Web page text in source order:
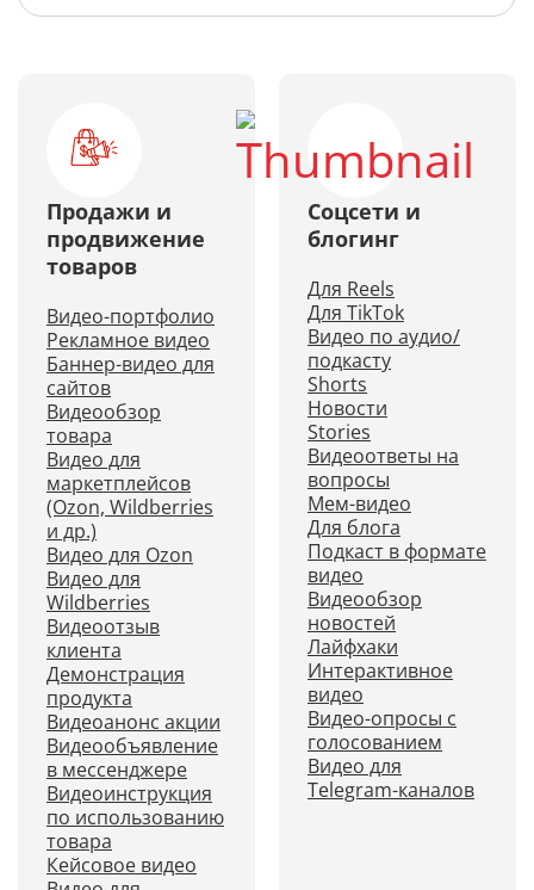
Продажи и
продвижение
товаров
Видео-портфолио
Рекламное видео
Баннер-видео для
сайтов
Видеообзор
товара
Видео для
маркетплейсов
(Ozon, Wildberries
и др.)
Видео для Ozon
Видео для
Wildberries
Видеоотзыв
клиента
Демонстрация
продукта
Видеоанонс акции
Видеообъявление
в мессенджере
Видеоинструкция
по использованию
товара
Кейсовое видео
Соцсети и
блогинг
Для Reels
Для TikTok
Видео по аудио/
подкасту
Shorts
Новости
Stories
Видеоответы на
вопросы
Мем-видео
Для блога
Подкаст в формате
видео
Видеообзор
новостей
Лайфхаки
Интерактивное
видео
Видео-опросы с
голосованием
Видео для
Telegram-каналов